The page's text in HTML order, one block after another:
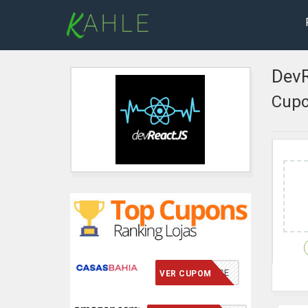
VCMERECE
VER CUPOM